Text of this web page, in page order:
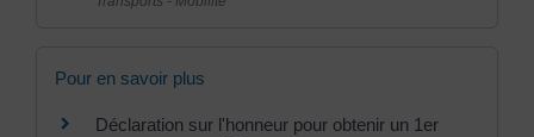
Pour en savoir plus
Déclaration sur l'honneur pour obtenir un 1er